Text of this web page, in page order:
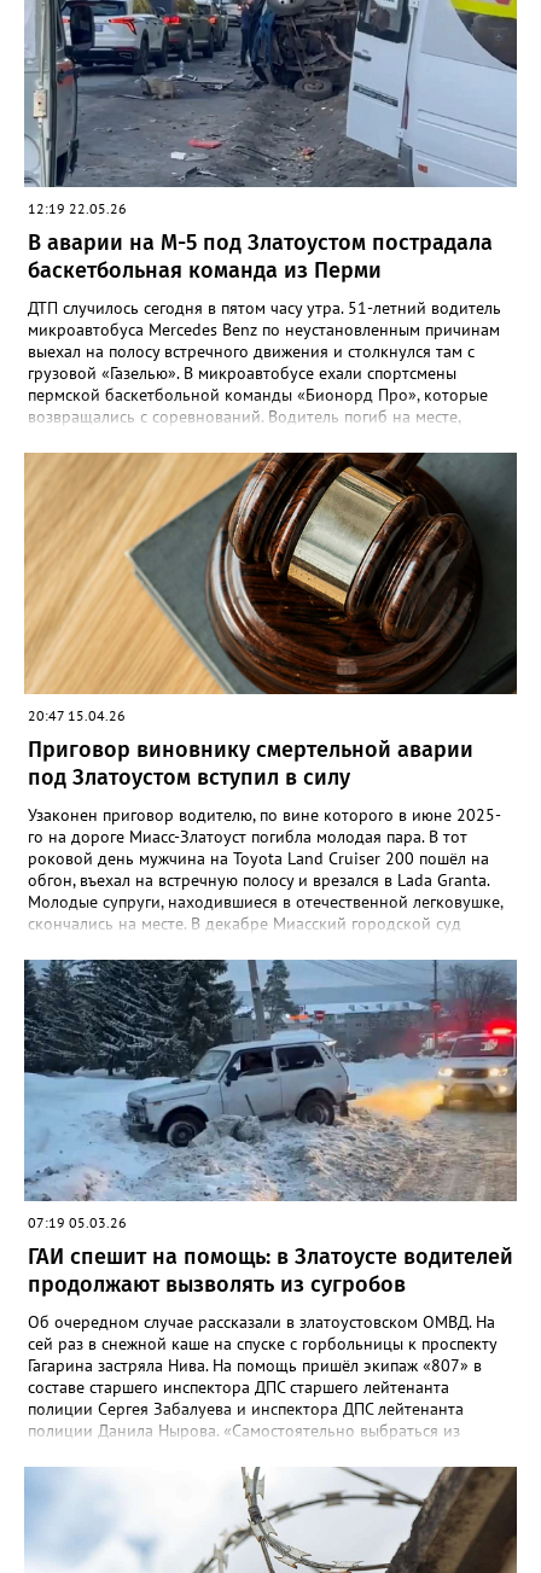
12:19 22.05.26
В аварии на М-5 под Златоустом пострадала
баскетбольная команда из Перми
ДТП случилось сегодня в пятом часу утра. 51-летний водитель
микроавтобуса Mercedes Benz по неустановленным причинам
выехал на полосу встречного движения и столкнулся там с
грузовой «Газелью». В микроавтобусе ехали спортсмены
пермской баскетбольной команды «Бионорд Про», которые
возвращались с соревнований. Водитель погиб на месте,
«Газели». Одному из сопровождающих команды потребовалась
помощь медиков, его прооперировали в златоустовской
больнице. «Члены команды обратились в поликлинику
Златоуста. Все они осмотрены медицинскими специалистами,
получили необходимую помощь. Их состояние оценивается
как удовлетворительное. Сегодня они планируют выехать в
Пермь поездом», - сообщил губернатор Алексей Текслер.
Возбуждено уголовное дело, которым занимается
Следственный комитет.
20:47 15.04.26
Приговор виновнику смертельной аварии
под Златоустом вступил в силу
Узаконен приговор водителю, по вине которого в июне 2025-
го на дороге Миасс-Златоуст погибла молодая пара. В тот
роковой день мужчина на Toyota Land Cruiser 200 пошёл на
обгон, въехал на встречную полосу и врезался в Lada Granta.
Молодые супруги, находившиеся в отечественной легковушке,
скончались на месте. В декабре Миасский городской суд
поселении, а также на два года и 10 месяцев лишил
водительских прав. Его также обязали выплатить
родственникам погибших в общей сложности 3 миллиона
рублей. «Осужденный не согласился с решением, в
апелляционной жалобе просил вынести оправдательный
приговор, указывая на ненадлежащее содержание дороги, из-
за чего произошел выезд на встречную полосу. Апелляционная
инстанция Челябинского областного суда с учетом позиции
прокурора оставила жалобу без удовлетворения. Приговор
вступил в законную силу», – сообщили в пресс-центре
региональной прокуратуры.
07:19 05.03.26
ГАИ спешит на помощь: в Златоусте водителей
продолжают вызволять из сугробов
Об очередном случае рассказали в златоустовском ОМВД. На
сей раз в снежной каше на спуске с горбольницы к проспекту
Гагарина застряла Нива. На помощь пришёл экипаж «807» в
составе старшего инспектора ДПС старшего лейтенанта
полиции Сергея Забалуева и инспектора ДПС лейтенанта
полиции Данила Нырова. «Самостоятельно выбраться из
часть полиции (напомним номера телефонов: 02/102).
Дежурный направил экипаж ДПС, который при помощи троса
вытащил застрявшее транспортное средство на проезжую
часть», - уточнили в полиции. Там призвали автомобилистов
быть осторожнее при маневрировании и учитывать погодные